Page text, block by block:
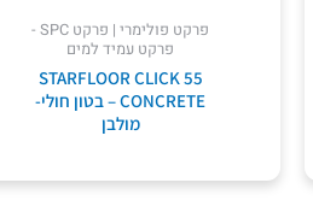
פרקט פולימרי | פרקט SPC -
פרקט עמיד למים
STARFLOOR CLICK 55
CONCRETE – בטון חולי-
מולבן